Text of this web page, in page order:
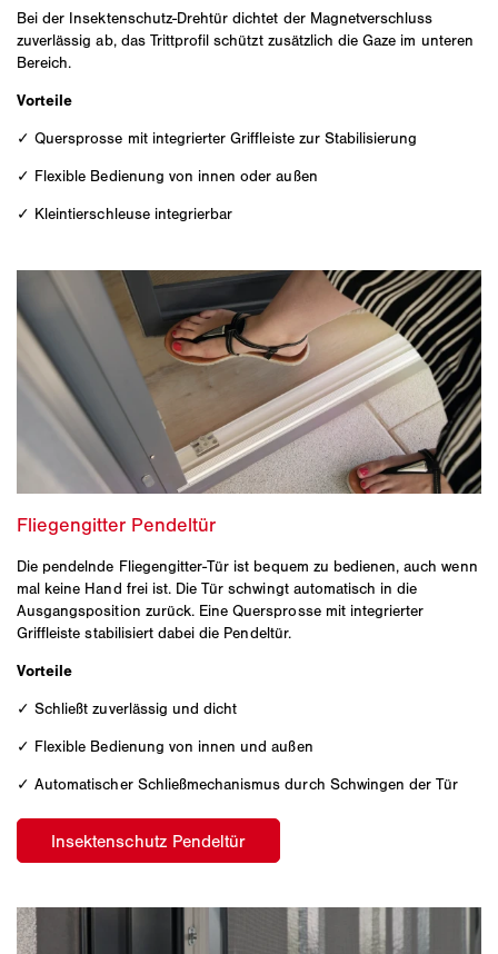
Bei der Insektenschutz-Drehtür dichtet der Magnetverschluss
zuverlässig ab, das Trittprofil schützt zusätzlich die Gaze im unteren
Bereich.
Vorteile
✓ Quersprosse mit integrierter Griffleiste zur Stabilisierung
✓ Flexible Bedienung von innen oder außen
✓ Kleintierschleuse integrierbar
Die pendelnde Fliegengitter-Tür ist bequem zu bedienen, auch wenn
mal keine Hand frei ist. Die Tür schwingt automatisch in die
Ausgangsposition zurück. Eine Quersprosse mit integrierter
Griffleiste stabilisiert dabei die Pendeltür.
Vorteile
✓ Schließt zuverlässig und dicht
✓ Flexible Bedienung von innen und außen
✓ Automatischer Schließmechanismus durch Schwingen der Tür